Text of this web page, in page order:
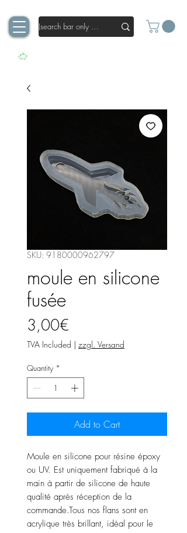
SKU: 9180000962797
moule en silicone
fusée
3,00€
TVA Included | zzgl. Versand
Quantity *
Add to Cart
Moule en silicone pour résine époxy
ou UV. Est uniquement fabriqué à la
main à partir de silicone de haute
qualité après réception de la
commande.Tous nos flans sont en
acrylique très brillant, idéal pour le